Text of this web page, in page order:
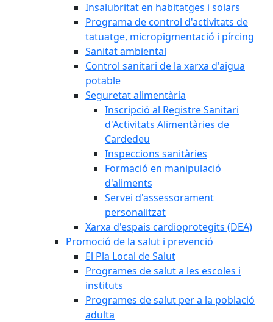
Insalubritat en habitatges i solars
Programa de control d'activitats de
tatuatge, micropigmentació i pírcing
Sanitat ambiental
Control sanitari de la xarxa d'aigua
potable
Seguretat alimentària
Inscripció al Registre Sanitari
d'Activitats Alimentàries de
Cardedeu
Inspeccions sanitàries
Formació en manipulació
d'aliments
Servei d'assessorament
personalitzat
Xarxa d'espais cardioprotegits (DEA)
Promoció de la salut i prevenció
El Pla Local de Salut
Programes de salut a les escoles i
instituts
Programes de salut per a la població
adulta